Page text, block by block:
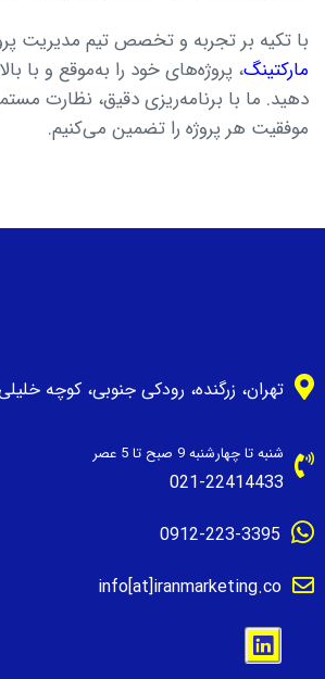
با تکیه بر تجربه و تخصص تیم مدیریت
مارکتینگ، پروژه‌های خود را به‌موقع و با
دهید. ما با برنامه‌ریزی دقیق، نظارت
موفقیت هر پروژه را تضمین می‌کنیم.
تهران، زرگنده، رودکی جنوبی، کوچه خلیلی، پلاک
شنبه تا چهارشنبه 9 صبح تا 5 عصر
021-22414433
0912-223-3395
info[at]iranmarketing.co